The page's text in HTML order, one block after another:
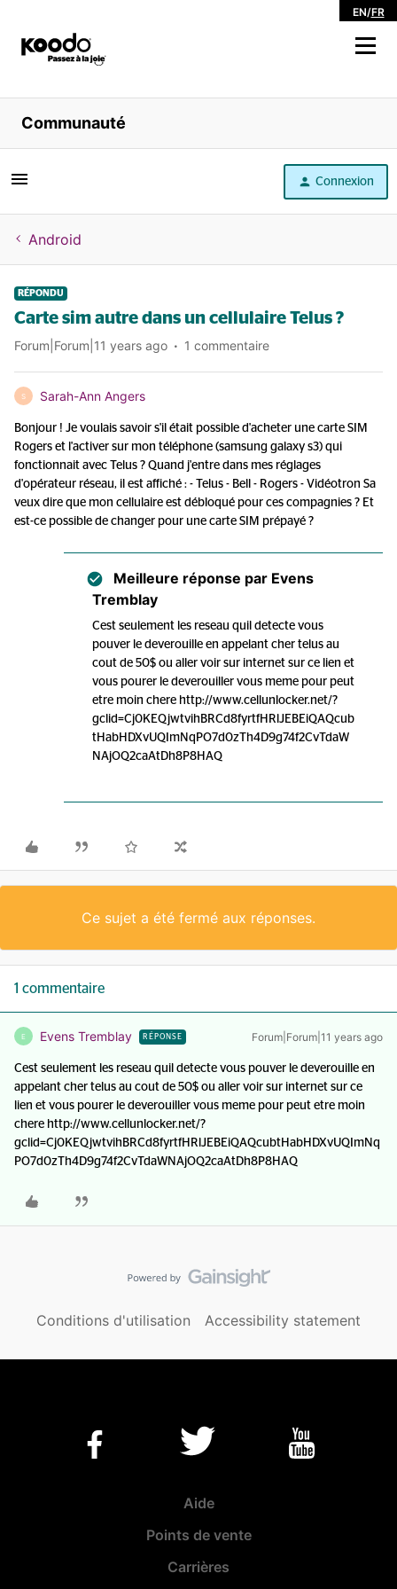
EN/FR
Magasiner
Libre service
Aide
Communauté
Connexion
Android
RÉPONDU
Carte sim autre dans un cellulaire Telus ?
Forum|Forum|11 years ago 1 commentaire
S Sarah-Ann Angers
Bonjour ! Je voulais savoir s'il était possible d'acheter une carte SIM
Rogers et l'activer sur mon téléphone (samsung galaxy s3) qui
fonctionnait avec Telus ? Quand j'entre dans mes réglages
d'opérateur réseau, il est affiché : - Telus - Bell - Rogers - Vidéotron Sa
veux dire que mon cellulaire est débloqué pour ces compagnies ? Et
est-ce possible de changer pour une carte SIM prépayé ?
Meilleure réponse par Evens
Tremblay
Cest seulement les reseau quil detecte vous
pouver le deverouille en appelant cher telus au
cout de 50$ ou aller voir sur internet sur ce lien et
vous pourer le deverouiller vous meme pour peut
etre moin chere http://www.cellunlocker.net/?
gclid=Cj0KEQjwtvihBRCd8fyrtfHRlJEBEiQAQcub
tHabHDXvUQImNqPO7d0zTh4D9g74f2CvTdaW
NAjOQ2caAtDh8P8HAQ
Ce sujet a été fermé aux réponses.
1 commentaire
E Evens Tremblay RÉPONSE Forum|Forum|11 years ago
Cest seulement les reseau quil detecte vous pouver le deverouille en
appelant cher telus au cout de 50$ ou aller voir sur internet sur ce
lien et vous pourer le deverouiller vous meme pour peut etre moin
chere http://www.cellunlocker.net/?
gclid=Cj0KEQjwtvihBRCd8fyrtfHRlJEBEiQAQcubtHabHDXvUQImNq
PO7d0zTh4D9g74f2CvTdaWNAjOQ2caAtDh8P8HAQ
Conditions d'utilisation Accessibility statement
Aide
Points de vente
Carrières